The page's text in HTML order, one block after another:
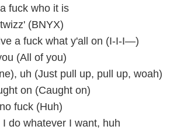
fuck who it is
(BNYX)
a fuck what y'all on (I-I-I—)
(All of you)
uh (Just pull up, pull up, woah)
on (Caught on)
fuck (Huh)
do whatever I want, huh